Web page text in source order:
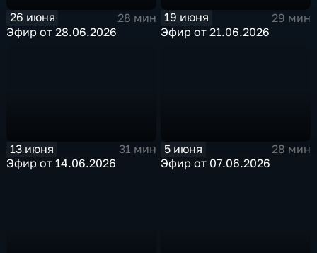
26 июня
28 мин
Эфир от 28.06.2026
19 июня
29 мин
Эфир от 21.06.2026
13 июня
31 мин
Эфир от 14.06.2026
5 июня
28 мин
Эфир от 07.06.2026